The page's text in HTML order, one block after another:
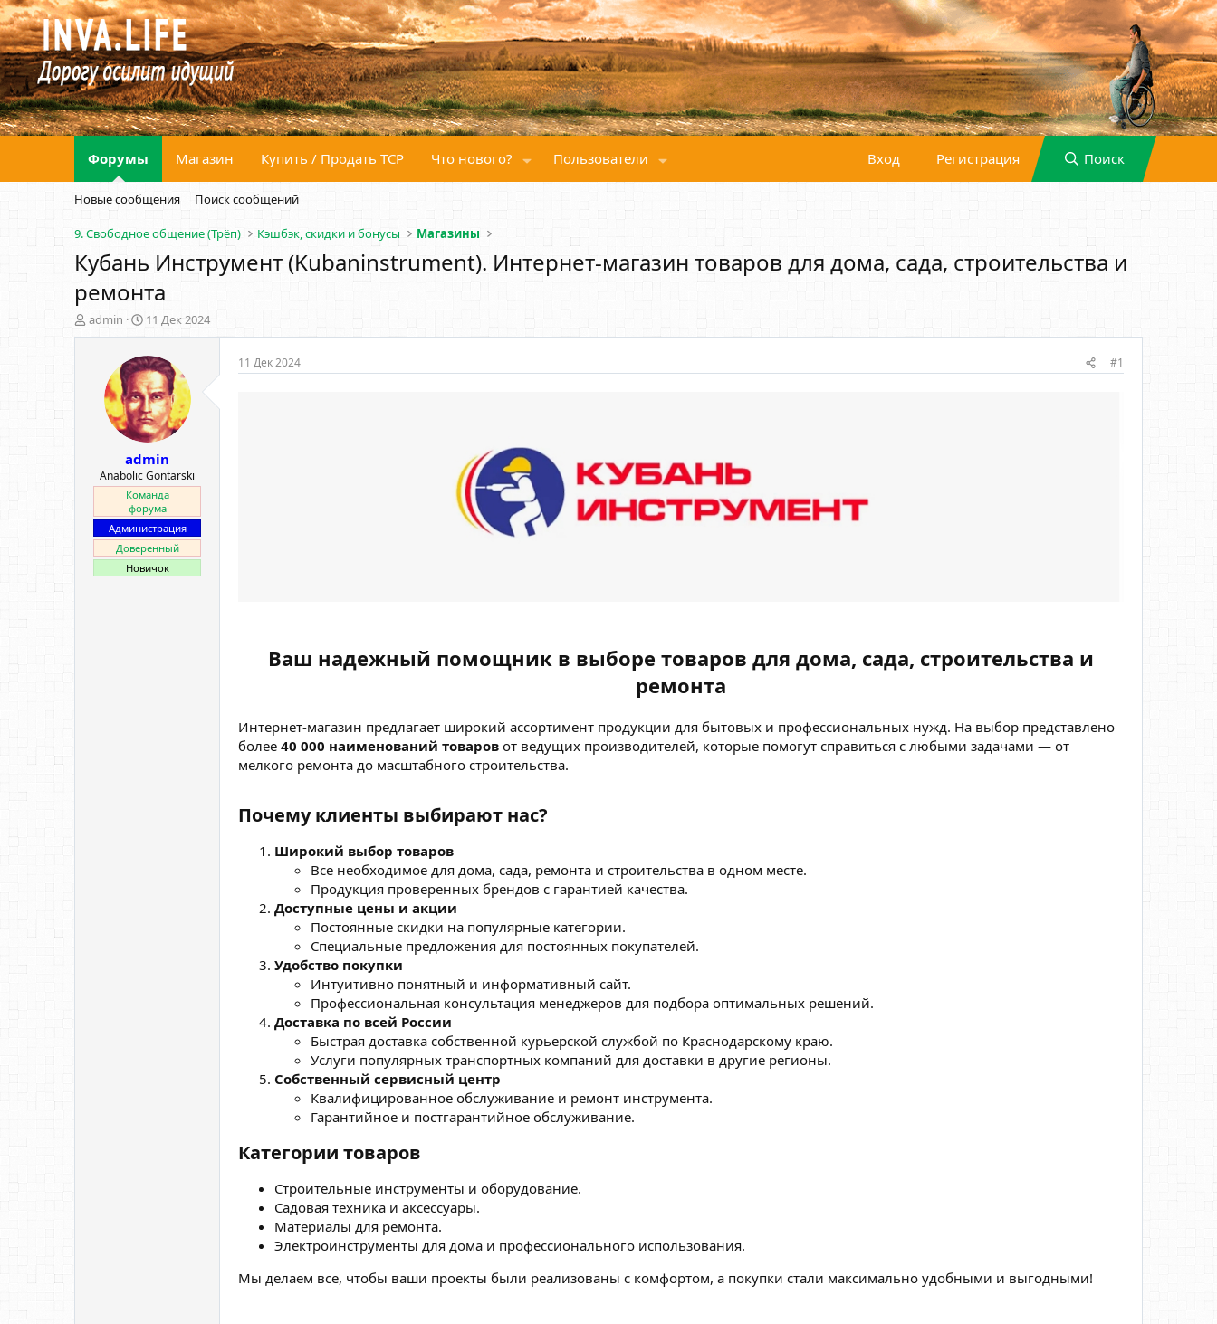
Форумы Магазин Купить / Продать ТСР Что нового? Пользователи Вход Регистрация Поиск
Новые сообщения Поиск сообщений
9. Свободное общение (Трёп) Кэшбэк, скидки и бонусы Магазины
Кубань Инструмент (Kubaninstrument). Интернет-магазин товаров для дома, сада, строительства и
ремонта
А
в
admin
Д
а
а
н
а
ч
а
а
11 Дек 2024
admin
Anabolic Gontarski
Команда
форума
Администрация
Доверенный
Новичок
11 Дек 2024 #1
Ваш надежный помощник в выборе товаров для дома, сада, строительства и
ремонта
Интернет-магазин предлагает широкий ассортимент продукции для бытовых и профессиональных нужд. На выбор представлено
более 40 000 наименований товаров от ведущих производителей, которые помогут справиться с любыми задачами — от
мелкого ремонта до масштабного строительства.
Почему клиенты выбирают нас?
Широкий выбор товаров
Все необходимое для дома, сада, ремонта и строительства в одном месте.
Продукция проверенных брендов с гарантией качества.
Доступные цены и акции
Постоянные скидки на популярные категории.
Специальные предложения для постоянных покупателей.
Удобство покупки
Интуитивно понятный и информативный сайт.
Профессиональная консультация менеджеров для подбора оптимальных решений.
Доставка по всей России
Быстрая доставка собственной курьерской службой по Краснодарскому краю.
Услуги популярных транспортных компаний для доставки в другие регионы.
Собственный сервисный центр
Квалифицированное обслуживание и ремонт инструмента.
Гарантийное и постгарантийное обслуживание.
Категории товаров
Строительные инструменты и оборудование.
Садовая техника и аксессуары.
Материалы для ремонта.
Электроинструменты для дома и профессионального использования.
Мы делаем все, чтобы ваши проекты были реализованы с комфортом, а покупки стали максимально удобными и выгодными!